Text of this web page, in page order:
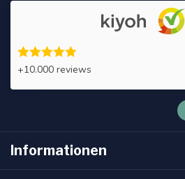
+10.000 reviews
Informationen